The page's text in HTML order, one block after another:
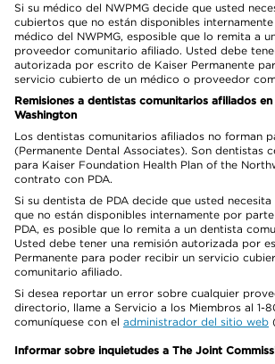
Si su médico del NWPMG decide que usted
cubiertos que no están disponibles
médico del NWPMG, esposible que lo remita a
proveedor comunitario afiliado. Usted debe
autorizada por escrito de Kaiser Permanente
servicio cubierto de un médico o proveedor
Remisiones a dentistas comunitarios afiliados
Washington
Los dentistas comunitarios afiliados no forman
(Permanente Dental Associates). Son dentistas
para Kaiser Foundation Health Plan of the
contrato con PDA.
Si su dentista de PDA decide que usted
que no están disponibles internamente por
PDA, es posible que lo remita a un dentista
Usted debe tener una remisión autorizada por
Permanente para poder recibir un servicio
comunitario afiliado.
Si desea reportar un error sobre cualquier
directorio, llame a Servicio a los Miembros al 1-
comuníquese con el administrador del sitio web
Informar sobre inquietudes a The Joint